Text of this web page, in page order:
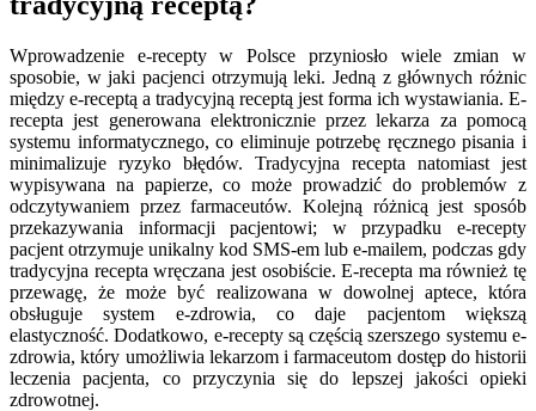
Wprowadzenie e-recepty w Polsce przyniosło wiele zmian w
sposobie, w jaki pacjenci otrzymują leki. Jedną z głównych różnic
między e-receptą a tradycyjną receptą jest forma ich wystawiania. E-
recepta jest generowana elektronicznie przez lekarza za pomocą
systemu informatycznego, co eliminuje potrzebę ręcznego pisania i
minimalizuje ryzyko błędów. Tradycyjna recepta natomiast jest
wypisywana na papierze, co może prowadzić do problemów z
odczytywaniem przez farmaceutów. Kolejną różnicą jest sposób
przekazywania informacji pacjentowi; w przypadku e-recepty
pacjent otrzymuje unikalny kod SMS-em lub e-mailem, podczas gdy
tradycyjna recepta wręczana jest osobiście. E-recepta ma również tę
przewagę, że może być realizowana w dowolnej aptece, która
obsługuje system e-zdrowia, co daje pacjentom większą
elastyczność. Dodatkowo, e-recepty są częścią szerszego systemu e-
zdrowia, który umożliwia lekarzom i farmaceutom dostęp do historii
leczenia pacjenta, co przyczynia się do lepszej jakości opieki
zdrowotnej.